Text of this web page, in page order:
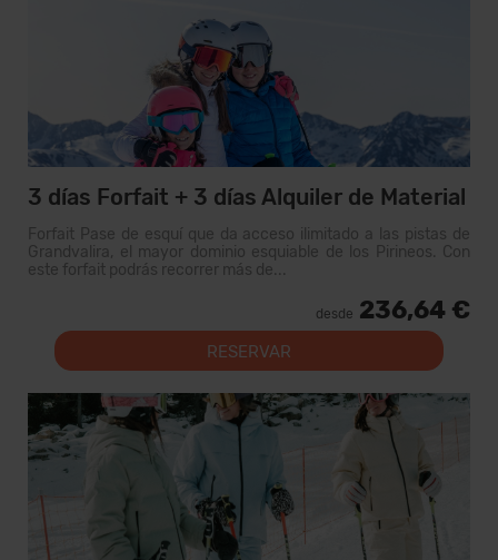
3 días Forfait + 3 días Alquiler de Material
Forfait Pase de esquí que da acceso ilimitado a las pistas de
Grandvalira, el mayor dominio esquiable de los Pirineos. Con
este forfait podrás recorrer más de...
desde 236,64 €
RESERVAR